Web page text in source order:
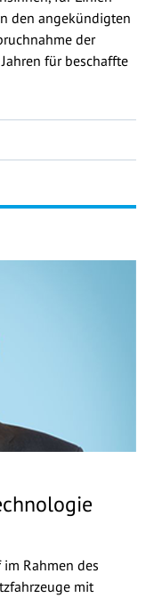
den angekündigten
der
für beschaffte
Rahmen des
mit